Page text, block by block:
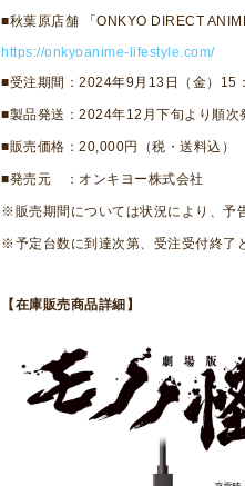
■秋葉原店舗 「ONKYO DIRECT
https://onkyoanime-lifestyle.com/
■受注期間： 2024年9 月 13 日（金） 15 ：
■製品発送： 2024年12 月下旬より順次
■販売価格： 20,000円（税・送料込）
■発売元 ：オンキヨー株式会社
※販売期間については状況により、予
※予定台数に到達次第、受注受付終了
【在庫販売商品詳細】